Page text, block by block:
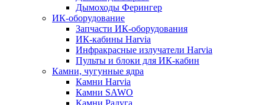
Дымоходы Ферингер
ИК-оборудование
Запчасти ИК-оборудования
ИК-кабины Harvia
Инфракрасные излучатели Harvia
Пульты и блоки для ИК-кабин
Камни, чугунные ядра
Камни Harvia
Камни SAWO
Камни Радуга